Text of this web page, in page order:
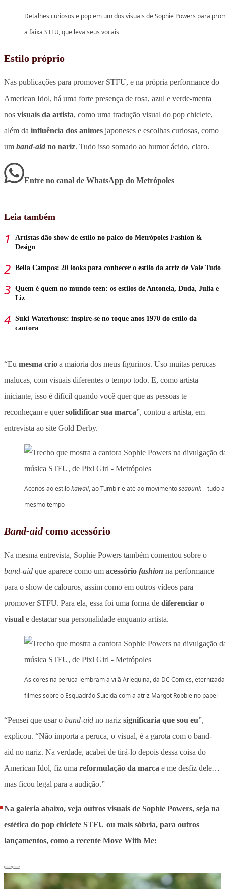
Detalhes curiosos e pop em um dos visuais de Sophie Powers para
a faixa STFU, que leva seus vocais
Estilo próprio
Nas publicações para promover STFU, e na própria performance do
American Idol, há uma forte presença de rosa, azul e verde-menta
nos visuais da artista, como uma tradução visual do pop chiclete,
além da influência dos animes japoneses e escolhas curiosas, como
um band-aid no nariz. Tudo isso somado ao humor ácido, claro.
Entre no canal de WhatsApp do Metrópoles
Leia também
Artistas dão show de estilo no palco do Metrópoles Fashion &
Design
Bella Campos: 20 looks para conhecer o estilo da atriz de Vale Tudo
Quem é quem no mundo teen: os estilos de Antonela, Duda, Julia e
Liz
Suki Waterhouse: inspire-se no toque anos 1970 do estilo da
cantora
“Eu mesma crio a maioria dos meus figurinos. Uso muitas perucas
malucas, com visuais diferentes o tempo todo. E, como artista
iniciante, isso é difícil quando você quer que as pessoas te
reconheçam e quersolidificar sua marca”, contou a artista, em
entrevista ao site Gold Derby.
Acenos ao estilokawaii, ao Tumblr e até ao movimentoseapunk– tudo
mesmo tempo
Band-aidcomo acessório
Na mesma entrevista, Sophie Powers também comentou sobre o
band-aid que aparece como um acessório fashion na performance
para o show de calouros, assim como em outros vídeos para
promover STFU. Para ela, essa foi uma forma de diferenciar o
visual e destacar sua personalidade enquanto artista.
As cores na peruca lembram a vilã Arlequina, da DC Comics,
filmes sobre o Esquadrão Suicida com a atriz Margot Robbie no papel
“Pensei que usar o band-aid no nariz significaria que sou eu”,
explicou. “Não importa a peruca, o visual, é a garota com o band-
aid no nariz. Na verdade, acabei de tirá-lo depois dessa coisa do
American Idol, fiz uma reformulação da marca e me desfiz dele…
mas ficou legal para a audição.”
Na galeria abaixo, veja outros visuais de Sophie Powers, seja na
estética do pop chiclete STFU ou mais sóbria, para outros
lançamentos, como a recente Move With Me: